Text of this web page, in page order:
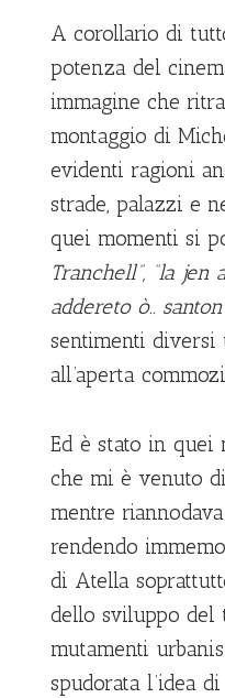
A corollario di
potenza del
immagine che
montaggio di
evidenti ragioni
strade, palazzi e
quei momenti si
Tranchell”, “la jen
addereto ò..
sentimenti diversi
all’aperta
Ed è stato in quei
che mi è venuto
mentre
rendendo
di Atella
dello sviluppo del
mutamenti
spudorata l’idea